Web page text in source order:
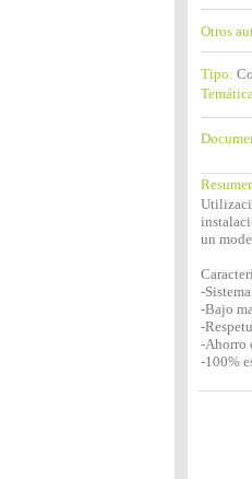
Otros
Tipo:
un
-
-Bajo
-
-Ahorro
-100%